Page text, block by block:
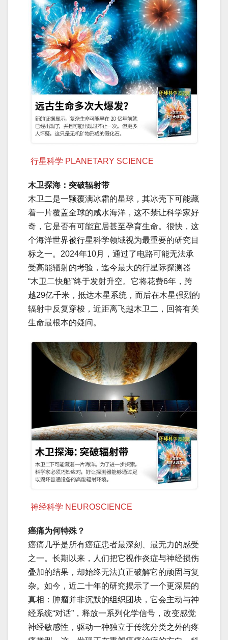
行星科学 PLANETARY SCIENCE
木卫探海：突破辐射带
木卫二是一颗覆满冰霜的星球，其冰壳下可能藏
着一片覆盖全球的咸水海洋，这不禁让科学家好
奇，它是否有可能宜居甚至孕育生命。很快，这
个海洋世界被行星科学领域视为最重要的研究目
标之一。2024年10月，通过了电路可能无法承
受高能辐射的考验，迄今最大的行星际探测器
“木卫二快船”终于发射升空。它将花费6年，跨
越29亿千米，抵达木星系统，而后在木星强烈的
辐射中反复穿梭，近距离飞越木卫二，回答有关
生命最根本的疑问。
神经科学 NEUROSCIENCE
癌痛为何特殊？
癌痛几乎是所有癌症患者最深刻、最无力的感受
之一。长期以来，人们把它视作炎症与神经损伤
叠加的结果，却始终无法真正破解它的顽固与复
杂。如今，近二十年的研究揭示了一个更深层的
真相：肿瘤并非沉默的组织团块，它会主动与神
经系统“对话”，释放一系列化学信号，改变感觉
神经敏感性，驱动一种独立于传统分类之外的疼